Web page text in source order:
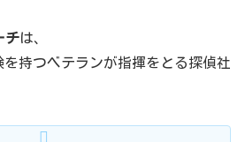
チは、
を持つベテランが指揮をとる探偵社